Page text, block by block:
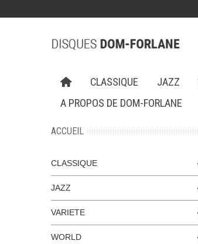
CLASSIQUE JAZZ
A PROPOS DE DOM-FORLANE
ACCUEIL
CLASSIQUE
JAZZ
VARIETE
WORLD